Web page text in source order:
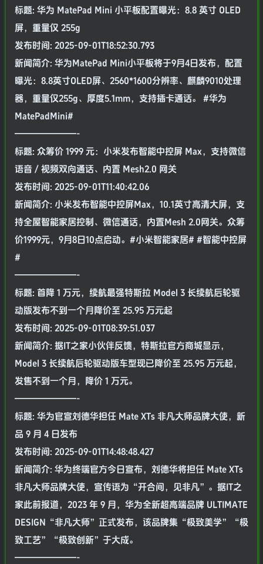
标题: 华为 MatePad Mini 小平板配置曝光：8.8 英寸 OLED
屏，重量仅 255g
发布时间: 2025-09-01T18:52:30.793
新闻简介: 华为MatePad Mini小平板将于9月4日发布，配置
曝光：8.8英寸OLED屏、2560*1600分辨率、麒麟9010处理
器，重量仅255g、厚度5.1mm，支持插卡通话。 #华为
MatePadMini#
———————-
标题: 众筹价 1999 元：小米发布智能中控屏 Max，支持微信
语音 / 视频双向通话、内置 Mesh2.0 网关
发布时间: 2025-09-01T11:40:42.06
新闻简介: 小米发布智能中控屏Max，10.1英寸高清大屏，支
持全屋智能家居控制、微信通话，内置Mesh 2.0网关。众筹
价1999元，9月8日10点启动。#小米智能家居# #智能中控屏
#
———————-
标题: 首降 1 万元，续航最强特斯拉 Model 3 长续航后轮驱
动版发布不到一个月降价至 25.95 万元起
发布时间: 2025-09-01T08:39:51.037
新闻简介: 据IT之家小伙伴反馈，特斯拉官方商城显示，
Model 3 长续航后轮驱动版车型现已降价至 25.95 万元起，
发售不到一个月，降价 1 万元。
———————-
标题: 华为官宣刘德华担任 Mate XTs 非凡大师品牌大使，新
品 9 月 4 日发布
发布时间: 2025-09-01T14:48:48.427
新闻简介: 华为终端官方今日宣布，刘德华将担任 Mate XTs
非凡大师品牌大使，宣传语为“开合间，见非凡”。据IT之
家此前报道，2023 年 9 月，华为全新超高端品牌 ULTIMATE
DESIGN“非凡大师”正式发布，该品牌集“极致美学”“极
致工艺”“极致创新”于大成。
———————-